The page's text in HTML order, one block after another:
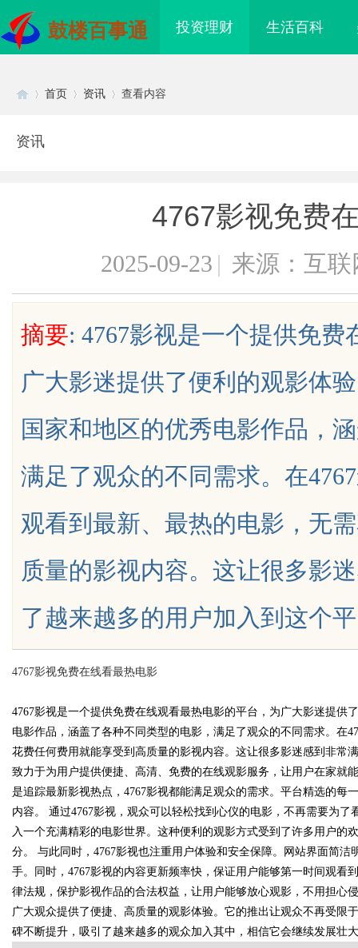
鼓楼百事通 投资理财 生活百科
uz
首页 资讯 查看内容
资讯
4767影视免费
2025-09-23 | 来源：互联
摘要: 4767影视是一个提供免
广大影迷提供了便利的观影体
国家和地区的优秀电影作品，
满足了观众的不同需求。在
观看到最新、最热的电影，无
质量的影视内容。这让很多影
了越来越多的用户加入到这个
4767影视免费在线看最热电影
4767影视是一个提供免费在线观看最热电影的平台，为广大影迷提
电影作品，涵盖了各种不同类型的电影，满足了观众的不同需求。在
花费任何费用就能享受到高质量的影视内容。这让很多影迷感到非常
致力于为用户提供便捷、高清、免费的在线观影服务，让用户在家就
是追踪最新影视热点，4767影视都能满足观众的需求。平台精选的
内容。 通过4767影视，观众可以轻松找到心仪的电影，不再需要为
入一个充满精彩的电影世界。这种便利的观影方式受到了许多用户的
分。 与此同时，4767影视也注重用户体验和安全保障。网站界面简
手。同时，4767影视的内容更新频率快，保证用户能够第一时间观看
律法规，保护影视作品的合法权益，让用户能够放心观影，不用担心
广大观众提供了便捷、高质量的观影体验。它的推出让观众不再受限
碑不断提升，吸引了越来越多的观众加入其中，相信它会继续发展壮
期缓过来？老中医：一张辨证方
症，身体找回津液